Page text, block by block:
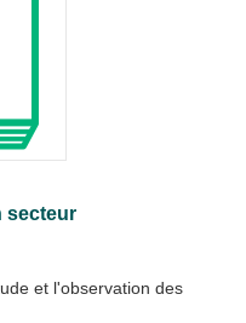
secteur
et l'observation des